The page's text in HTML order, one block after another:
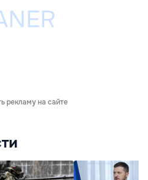
рекламу на сайте